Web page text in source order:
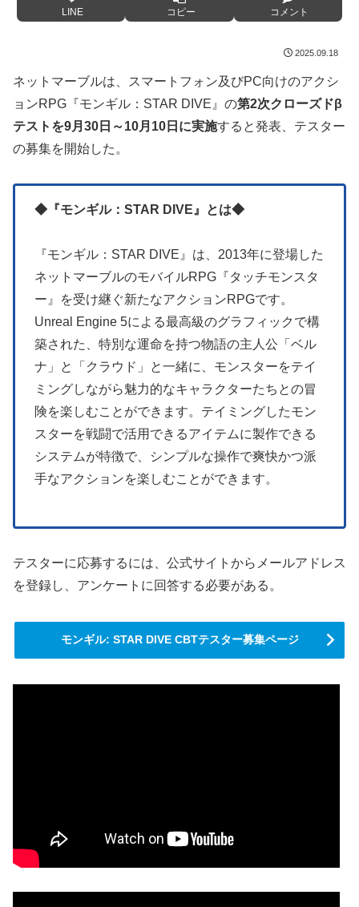
LINE コピー コメント
2025.09.18
ネットマーブルは、スマートフォン及びPC向けのアクシ
ョンRPG『モンギル：STAR DIVE』の第2次クローズドβ
テストを9月30日～10月10日に実施すると発表、テスター
の募集を開始した。
◆『モンギル：STAR DIVE』とは◆
『モンギル：STAR DIVE』は、2013年に登場した
ネットマーブルのモバイルRPG『タッチモンスタ
ー』を受け継ぐ新たなアクションRPGです。
Unreal Engine 5による最高級のグラフィックで構
築された、特別な運命を持つ物語の主人公「ベル
ナ」と「クラウド」と一緒に、モンスターをテイ
ミングしながら魅力的なキャラクターたちとの冒
険を楽しむことができます。テイミングしたモン
スターを戦闘で活用できるアイテムに製作できる
システムが特徴で、シンプルな操作で爽快かつ派
手なアクションを楽しむことができます。
テスターに応募するには、公式サイトからメールアドレス
を登録し、アンケートに回答する必要がある。
モンギル: STAR DIVE CBTテスター募集ページ